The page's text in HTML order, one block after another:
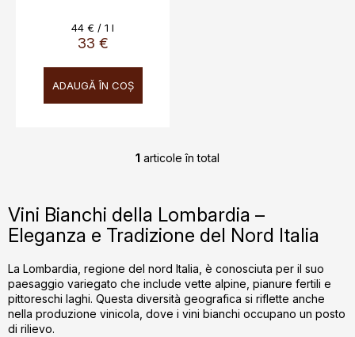
0,75l
33 €
Evaluare
preţ:
44 € / 1 l
ADAUGĂ ÎN COŞ
C
t
r
l
u
l
l
1 articole în total
Vini Bianchi della Lombardia –
Eleganza e Tradizione del Nord Italia
La Lombardia, regione del nord Italia, è conosciuta per il suo
paesaggio variegato che include vette alpine, pianure fertili e
pittoreschi laghi. Questa diversità geografica si riflette anche
nella produzione vinicola, dove i vini bianchi occupano un posto
di rilievo.